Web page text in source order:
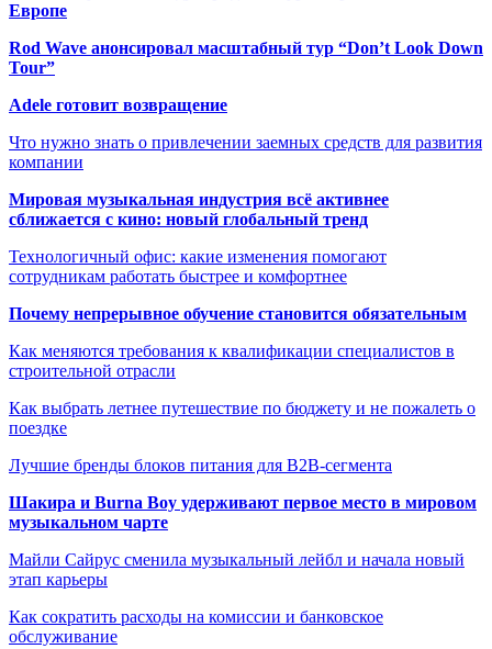
Европе
Rod Wave анонсировал масштабный тур “Don’t Look Down
Tour”
Adele готовит возвращение
Что нужно знать о привлечении заемных средств для развития
компании
Мировая музыкальная индустрия всё активнее
сближается с кино: новый глобальный тренд
Технологичный офис: какие изменения помогают
сотрудникам работать быстрее и комфортнее
Почему непрерывное обучение становится обязательным
Как меняются требования к квалификации специалистов в
строительной отрасли
Как выбрать летнее путешествие по бюджету и не пожалеть о
поездке
Лучшие бренды блоков питания для B2B-сегмента
Шакира и Burna Boy удерживают первое место в мировом
музыкальном чарте
Майли Сайрус сменила музыкальный лейбл и начала новый
этап карьеры
Как сократить расходы на комиссии и банковское
обслуживание